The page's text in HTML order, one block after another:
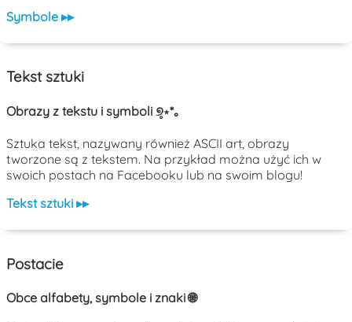
Symbole ▸▸
Tekst sztuki
Obrazy z tekstu i symboli ୭̥⋆*｡
Sztuka tekst, nazywany również ASCII art, obrazy
tworzone są z tekstem. Na przykład można użyć ich w
swoich postach na Facebooku lub na swoim blogu!
Tekst sztuki ▸▸
Postacie
Obce alfabety, symbole i znaki 🌐